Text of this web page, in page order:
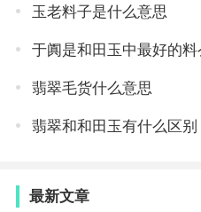
更加出色。在挑选手镯时
艺。
挑选翡翠手镯需要我
理以及制作工艺等因素。
个人爱好来选择适合自己
到的是真正的优质翡翠。希
玉老料子是什么意思
于阗是和田玉中最好的料
翡翠毛货什么意思
翡翠和和田玉有什么区别
最新文章